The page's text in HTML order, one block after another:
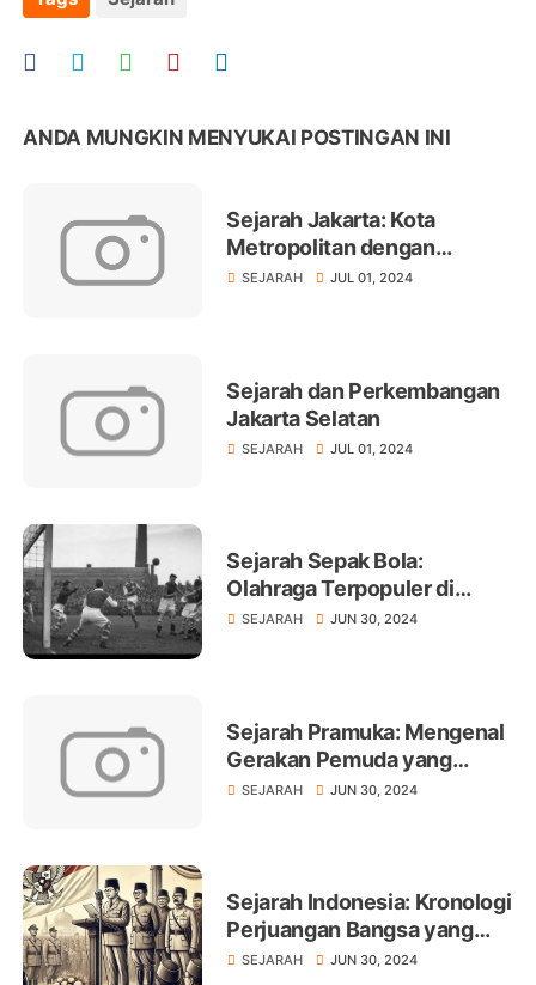
ANDA MUNGKIN MENYUKAI POSTINGAN INI
Sejarah Jakarta: Kota
Metropolitan dengan
Sejarah Panjang dan Kaya
SEJARAH JUL 01, 2024
Sejarah dan Perkembangan
Jakarta Selatan
SEJARAH JUL 01, 2024
Sejarah Sepak Bola:
Olahraga Terpopuler di
Dunia
SEJARAH JUN 30, 2024
Sejarah Pramuka: Mengenal
Gerakan Pemuda yang
Melegenda
SEJARAH JUN 30, 2024
Sejarah Indonesia: Kronologi
Perjuangan Bangsa yang
Menakjubkan
SEJARAH JUN 30, 2024